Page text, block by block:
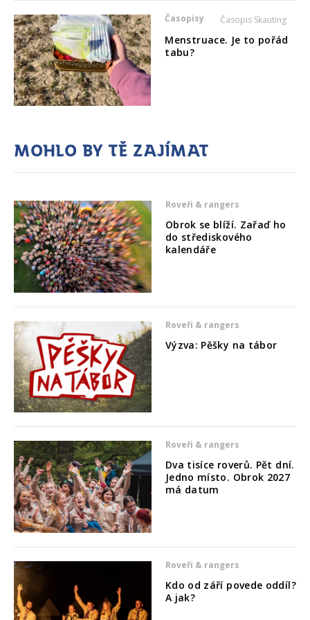
Časopisy Časopis Skauting
Menstruace. Je to pořád
tabu?
Mohlo by tě zajímat
Roveři & rangers
Obrok se blíží. Zařaď ho
do střediskového
kalendáře
Roveři & rangers
Výzva: Pěšky na tábor
Roveři & rangers
Dva tisíce roverů. Pět dní.
Jedno místo. Obrok 2027
má datum
Roveři & rangers
Kdo od září povede oddíl?
A jak?